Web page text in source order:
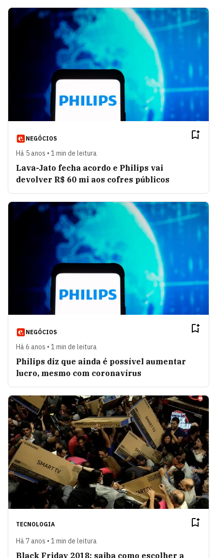
NEGÓCIOS
Há 5 anos • 1 min de leitura
Lava-Jato fecha acordo e Philips vai
devolver R$ 60 mi aos cofres públicos
NEGÓCIOS
Há 6 anos • 1 min de leitura
Philips diz que ainda é possível aumentar
lucro, mesmo com coronavírus
TECNOLOGIA
Há 7 anos • 1 min de leitura
Black Friday 2018: saiba como escolher a